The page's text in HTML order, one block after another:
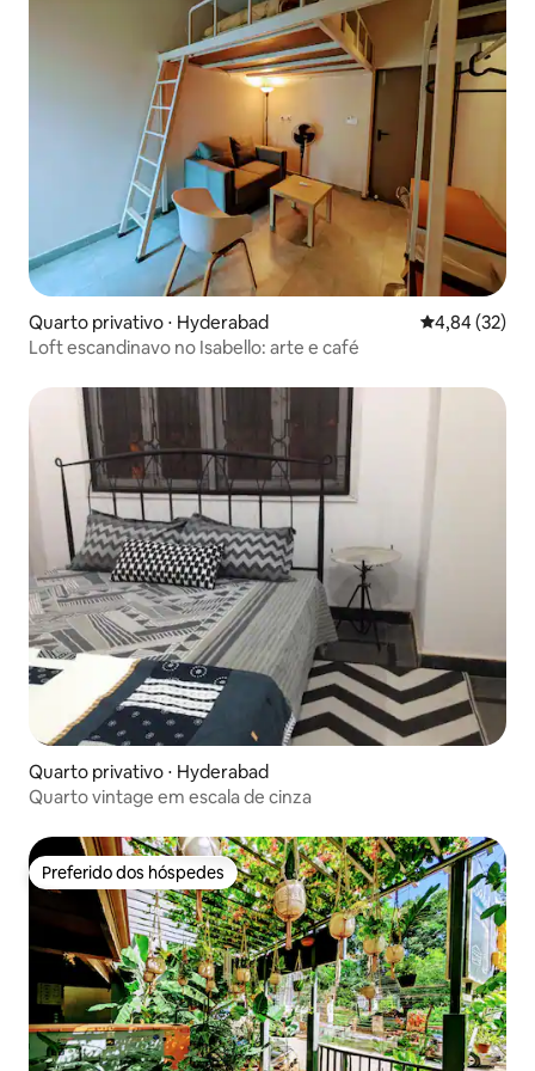
Quarto privativo ⋅ Hyderabad 4,84 de uma
4,84 (32)
Loft escandinavo no Isabello: arte e café
Quarto privativo ⋅ Hyderabad
Quarto vintage em escala de cinza
Preferido dos hóspedes
Preferido dos hóspedes